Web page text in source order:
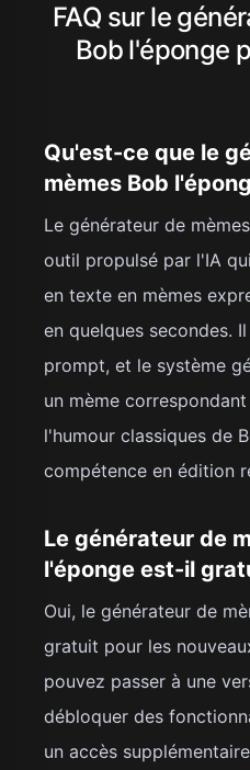
FAQ sur le
Bob l'éponge
Qu'est-ce que le
mèmes Bob
Le générateur de
outil propulsé par l'IA
en texte en mèmes
en quelques secondes.
prompt, et le système
un mème
l'humour classiques de
compétence en édition
Le générateur de
l'éponge est-il
Oui, le générateur de
gratuit pour les
pouvez passer à une
débloquer des
un accès